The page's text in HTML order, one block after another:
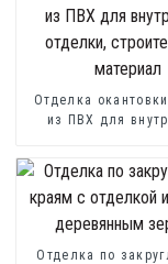
Отделка
из ПВХ для
Отделка по